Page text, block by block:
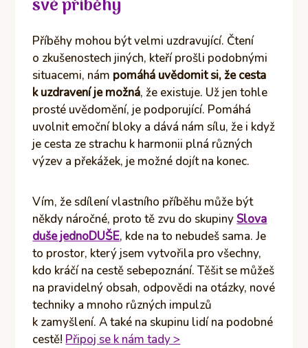
své příběhy
Příběhy mohou být velmi uzdravující. Čtení
o zkušenostech jiných, kteří prošli podobnými
situacemi, nám pomáhá uvědomit si, že cesta
k uzdravení je možná, že existuje. Už jen tohle
prosté uvědomění, je podporující. Pomáhá
uvolnit emoční bloky a dává nám sílu, že i když
je cesta ze strachu k harmonii plná různých
výzev a překážek, je možné dojít na konec.
Vím, že sdílení vlastního příběhu může být
někdy náročné, proto tě zvu do skupinySlova
duše jednoDUŠE, kde na to nebudeš sama. Je
to prostor, který jsem vytvořila pro všechny,
kdo kráčí na cestě sebepoznání. Těšit se můžeš
na pravidelný obsah, odpovědi na otázky, nové
techniky a mnoho různých impulzů
k zamyšlení. A také na skupinu lidí na podobné
cestě! Připoj se k nám tady >